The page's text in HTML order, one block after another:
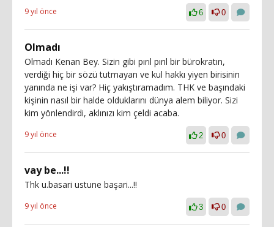
9 yıl önce 6 0
Olmadı
Olmadı Kenan Bey. Sizin gibi pırıl pırıl bir bürokratın,
verdiği hiç bir sözü tutmayan ve kul hakkı yiyen birisinin
yanında ne işi var? Hiç yakıştıramadım. THK ve başındaki
kişinin nasıl bir halde olduklarını dünya alem biliyor. Sizi
kim yönlendirdi, aklınızı kim çeldi acaba.
9 yıl önce 2 0
vay be...!!
Thk u.basari ustune başari...!!
9 yıl önce 3 0